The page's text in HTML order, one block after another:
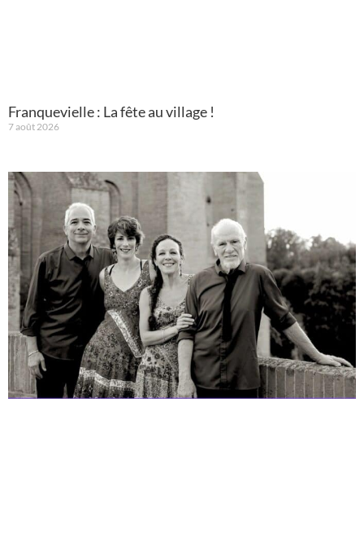
Franquevielle : La fête au village !
7 août 2026